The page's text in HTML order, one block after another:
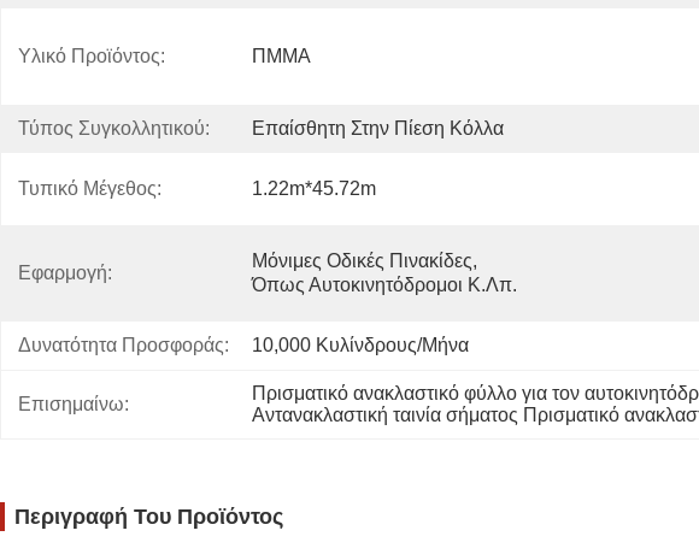
Υλικό Προϊόντος: ΠΜΜΑ
Τύπος Συγκολλητικού: Επαίσθητη Στην Πίεση Κόλλα
Τυπικό Μέγεθος: 1.22m*45.72m
Εφαρμογή:
Μόνιμες Οδικές Πινακίδες,
Όπως Αυτοκινητόδρομοι Κ.λπ.
Δυνατότητα Προσφοράς: 10,000 Κυλίνδρους/μήνα
Επισημαίνω:
Πρισματικό ανακλαστικό φύλλο για τον
Αντανακλαστική ταινία σήματος Πρισματικό
Περιγραφή Του Προϊόντος